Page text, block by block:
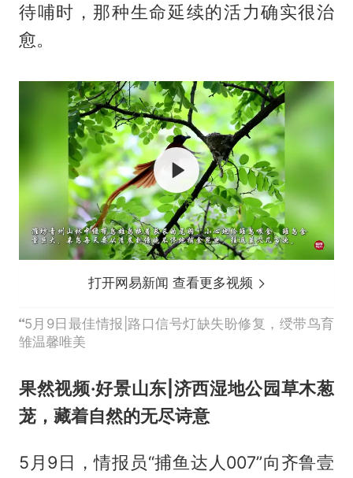
待哺时，那种生命延续的活力确实很治
愈。
打开网易新闻 查看更多视频
5月9日最佳情报|路口信号灯缺失盼修复，绶带鸟育
雏温馨唯美
果然视频·好景山东|济西湿地公园草木葱
茏，藏着自然的无尽诗意
5月9日，情报员“捕鱼达人007”向齐鲁壹